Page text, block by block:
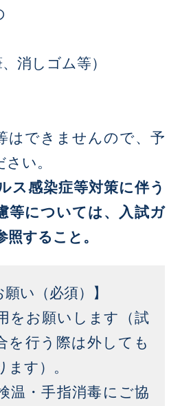
消しゴム等）
はできませんので、予
い。
ス感染症等対策に伴う
等については、入試ガ
すること。
願い（必須）】
をお願いします（試
を行う際は外しても
す）。
温・手指消毒にご協